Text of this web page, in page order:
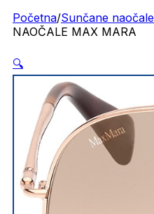
Početna/Sunčane naočale
NAOČALE MAX MARA
🔍